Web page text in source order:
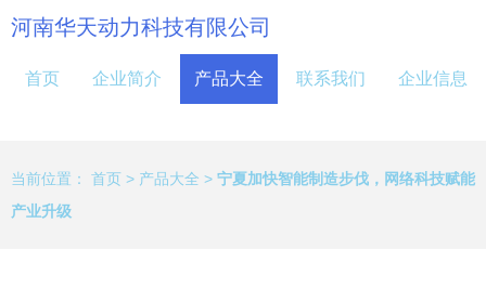
河南华天动力科技有限公司
首页 企业简介 产品大全 联系我们 企业信息
当前位置： 首页 > 产品大全 > 宁夏加快智能制造步伐，网络科技赋能
产业升级